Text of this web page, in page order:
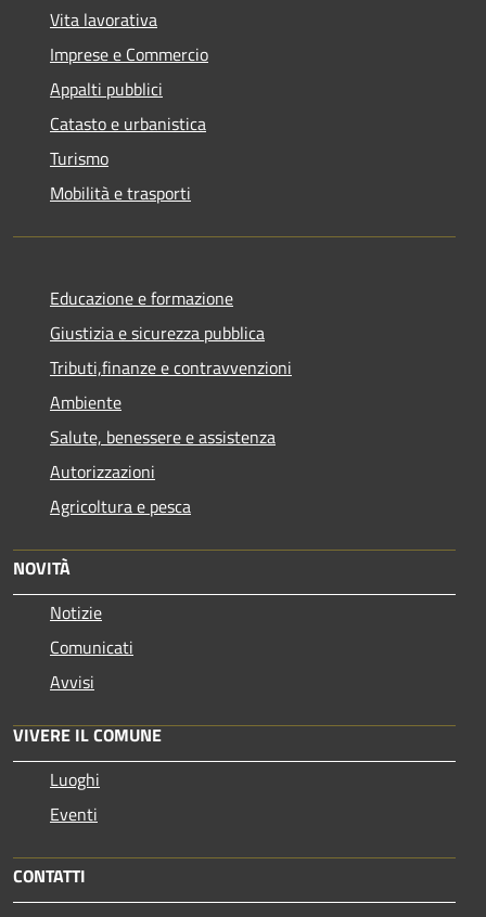
Vita lavorativa
Imprese e Commercio
Appalti pubblici
Catasto e urbanistica
Turismo
Mobilità e trasporti
Educazione e formazione
Giustizia e sicurezza pubblica
Tributi,finanze e contravvenzioni
Ambiente
Salute, benessere e assistenza
Autorizzazioni
Agricoltura e pesca
NOVITÀ
Notizie
Comunicati
Avvisi
VIVERE IL COMUNE
Luoghi
Eventi
CONTATTI